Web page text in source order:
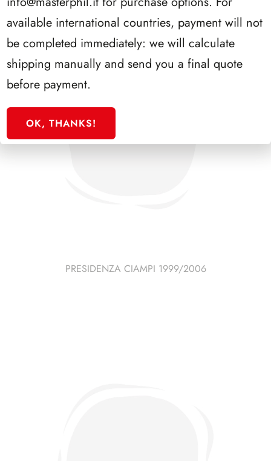
PRESIDENZA CIAMPI 1999/2006
available international countries, payment will not
be completed immediately: we will calculate
shipping manually and send you a final quote
before payment.
OK, THANKS!